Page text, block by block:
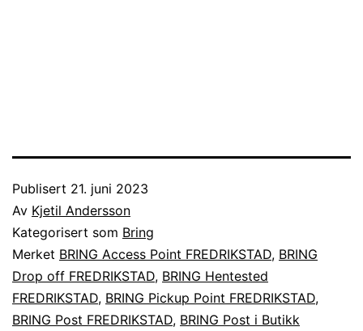
Publisert 21. juni 2023
Av Kjetil Andersson
Kategorisert som Bring
Merket BRING Access Point FREDRIKSTAD, BRING
Drop off FREDRIKSTAD, BRING Hentested
FREDRIKSTAD, BRING Pickup Point FREDRIKSTAD,
BRING Post FREDRIKSTAD, BRING Post i Butikk